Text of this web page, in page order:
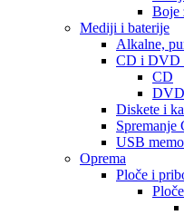
Boje
Mediji i baterije
Alkalne,
CD i DVD
CD
DVD
Diskete i
USB
Oprema
Ploče i
Ploče